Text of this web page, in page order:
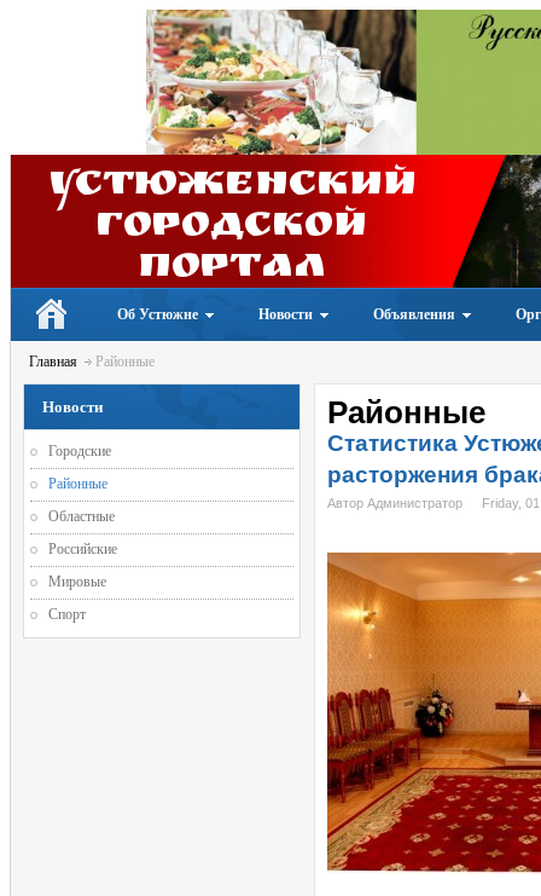
Устюженский
Городской
портал
Об Устюжне Новости Объявления
Главная Районные
Районные
Статистика
расторжения
Автор Администратор Friday,
Новости
Городские
Районные
Областные
Российские
Мировые
Спорт